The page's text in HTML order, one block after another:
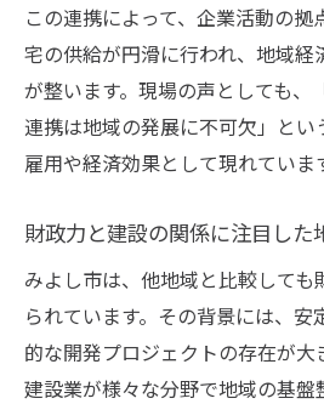
建設現場のデジタル化
建設の効率化と品質向
建設分野の最先端事例
建設の力で実現するみよし
住みやすさ向上に貢献す
建設業界と共に進む街
建設発展が引き出す地
建設で広がるみよし市
この連携によって、企業活動の
宅の供給が円滑に行われ、地域
が整います。現場の声としても、
連携は地域の発展に不可欠」と
雇用や経済効果として現れていま
財政力と建設の関係に注目した
みよし市は、他地域と比較しても
られています。その背景には、
的な開発プロジェクトの存在が大
建設業が様々な分野で地域の基盤